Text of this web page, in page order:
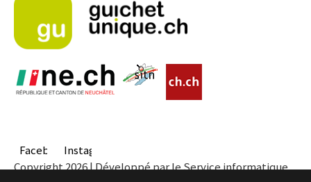
FacebookInstagram
Copyright 2026 | Développé par le Service informatique